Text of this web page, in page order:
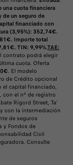
cuota financiera
de un seguro de
financiado con
(3,95%): 352,74€.
Importe total
TIN: 9,99%.TAE:
contrato podrá elegir
cuota. Oferta
. El modelo
de Crédito opcional
el capital financiado,
con el nº de registro
Rigord Street, Ta’
con la intermediación
de seguros
y Fondos de
Civil
Consulte